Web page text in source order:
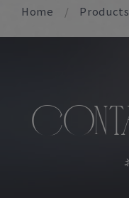
Home Products